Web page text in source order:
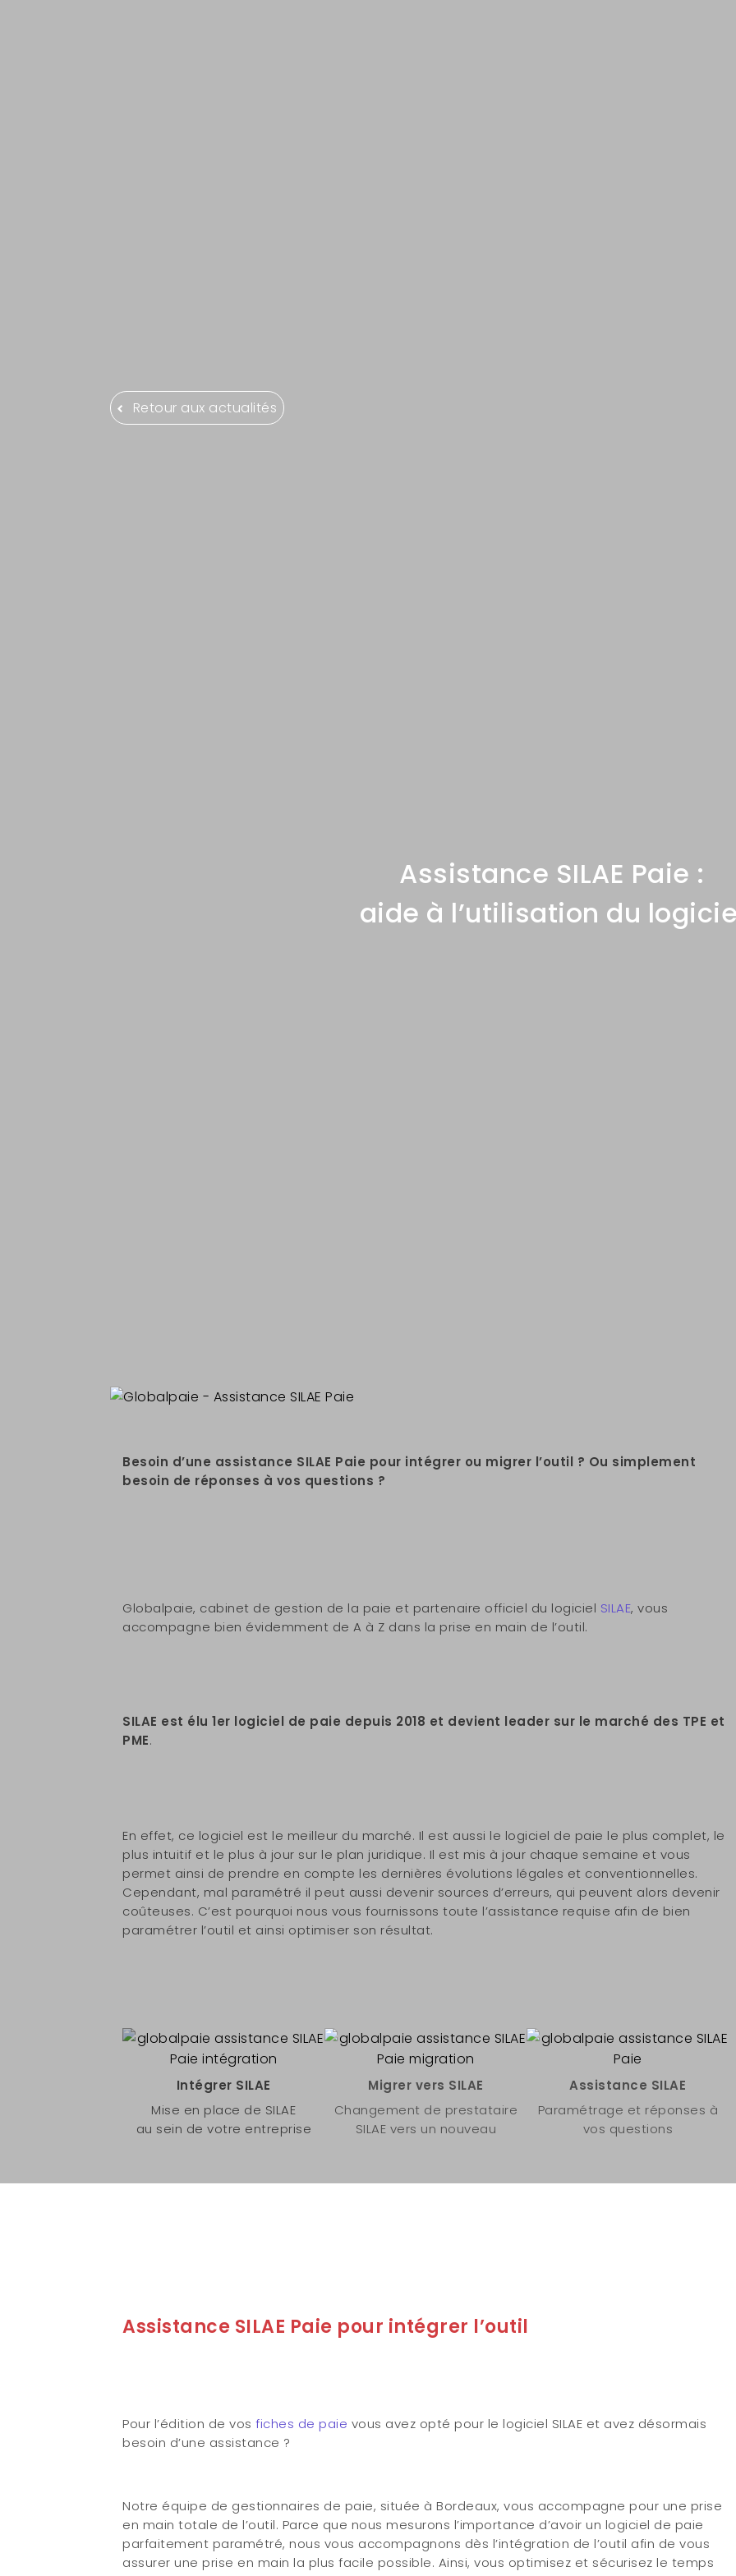
Assistance SILAE Paie :
aide à l’utilisation du
Retour aux actualités
Besoin d’une assistance SILAE Paie pour intégrer ou migrer l’outil ? Ou simplement
besoin de réponses à vos questions ?
Globalpaie, cabinet de gestion de la paie et partenaire officiel du logiciel SILAE, vous
accompagne bien évidemment de A à Z dans la prise en main de l’outil.
SILAE est élu 1er logiciel de paie depuis 2018 et devient leader sur le marché des TPE et
PME.
En effet, ce logiciel est le meilleur du marché. Il est aussi le logiciel de paie le plus complet, le
plus intuitif et le plus à jour sur le plan juridique. Il est mis à jour chaque semaine et vous
permet ainsi de prendre en compte les dernières évolutions légales et conventionnelles.
Cependant, mal paramétré il peut aussi devenir sources d’erreurs, qui peuvent alors devenir
coûteuses. C’est pourquoi nous vous fournissons toute l’assistance requise afin de bien
paramétrer l’outil et ainsi optimiser son résultat.
Intégrer SILAE
Mise en place de SILAE
au sein de votre entreprise
Migrer vers SILAE
Changement de prestataire
SILAE vers un nouveau
Assistance SILAE
Paramétrage et réponses à
vos questions
Assistance SILAE Paie pour intégrer l’outil
Pour l’édition de vosfiches de paie vous avez opté pour le logiciel SILAE et avez désormais
besoin d’une assistance ?
Notre équipe de gestionnaires de paie, située à Bordeaux, vous accompagne pour une prise
en main totale de l’outil. Parce que nous mesurons l’importance d’avoir un logiciel de paie
parfaitement paramétré, nous vous accompagnons dès l’intégration de l’outil afin de vous
assurer une prise en main la plus facile possible. Ainsi, vous optimisez et sécurisez le temps